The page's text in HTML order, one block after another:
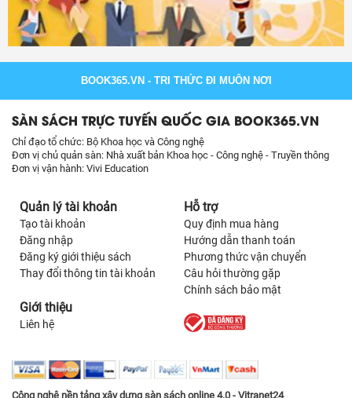
BOOK365.VN - TRI THỨC ĐI MUÔN NƠI
SÀN SÁCH TRỰC TUYẾN QUỐC GIA BOOK365.VN
Chỉ đạo tổ chức: Bộ Khoa học và Công nghệ
Đơn vị chủ quản sàn: Nhà xuất bản Khoa học - Công nghệ - Truyền thông
Đơn vị vận hành: Vivi Education
Quản lý tài khoản
Tạo tài khoản
Đăng nhập
Đăng ký giới thiệu sách
Thay đổi thông tin tài khoản
Hỗ trợ
Quy định mua hàng
Hướng dẫn thanh toán
Phương thức vận chuyển
Câu hỏi thường gặp
Chính sách bảo mật
Giới thiệu
Liên hệ
Công nghệ nền tảng xây dựng sàn sách online 4.0 - Vitranet24